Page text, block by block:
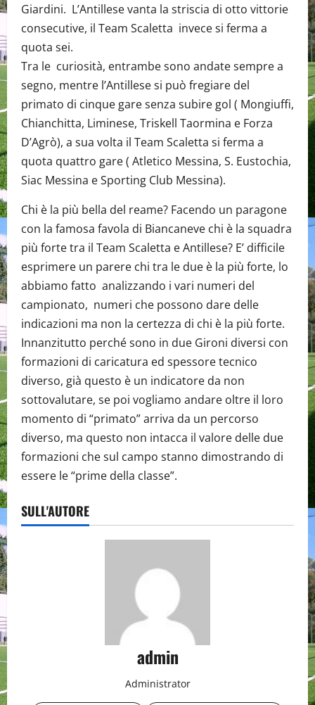
Giardini. L’Antillese vanta la striscia di otto vittorie
consecutive, il Team Scaletta invece si ferma a
quota sei.
Tra le curiosità, entrambe sono andate sempre a
segno, mentre l’Antillese si può fregiare del
primato di cinque gare senza subire gol ( Mongiuffi,
Chianchitta, Liminese, Triskell Taormina e Forza
D’Agrò), a sua volta il Team Scaletta si ferma a
quota quattro gare ( Atletico Messina, S. Eustochia,
Siac Messina e Sporting Club Messina).
Chi è la più bella del reame? Facendo un paragone
con la famosa favola di Biancaneve chi è la squadra
più forte tra il Team Scaletta e Antillese? E’ difficile
esprimere un parere chi tra le due è la più forte, lo
abbiamo fatto analizzando i vari numeri del
campionato, numeri che possono dare delle
indicazioni ma non la certezza di chi è la più forte.
Innanzitutto perché sono in due Gironi diversi con
formazioni di caricatura ed spessore tecnico
diverso, già questo è un indicatore da non
sottovalutare, se poi vogliamo andare oltre il loro
momento di “primato” arriva da un percorso
diverso, ma questo non intacca il valore delle due
formazioni che sul campo stanno dimostrando di
essere le “prime della classe”.
SULL'AUTORE
admin
Administrator